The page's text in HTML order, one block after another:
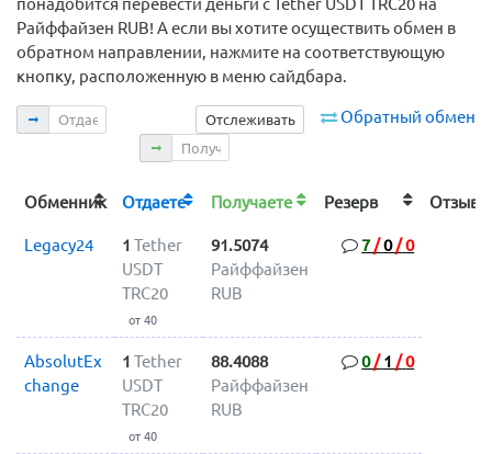
понадобится перевести деньги с Tether USDT TRC20 на
Райффайзен RUB! А если вы хотите осуществить обмен в
обратном направлении, нажмите на соответствующую
кнопку, расположенную в меню сайдбара.
Обратный обмен
Отслеживать
Отдаете
Получаете
Обменник Отдаете Получаете Резерв
Legacy24 1 Tether
USDT
TRC20
от 40
91.5074
Райффайзен
RUB
7/0/0
AbsolutEx
change
1 Tether
USDT
TRC20
от 40
88.4088
Райффайзен
RUB
0/ 1 /0